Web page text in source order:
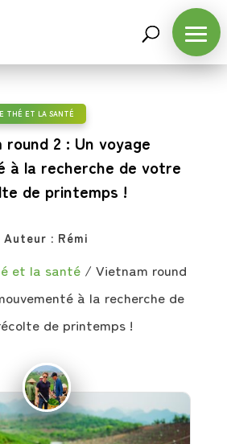
THÉ ET LA SANTÉ
round 2 : Un voyage
à la recherche de votre
de printemps !
Auteur : Rémi
et la santé/ Vietnam round
à la recherche de
de printemps !